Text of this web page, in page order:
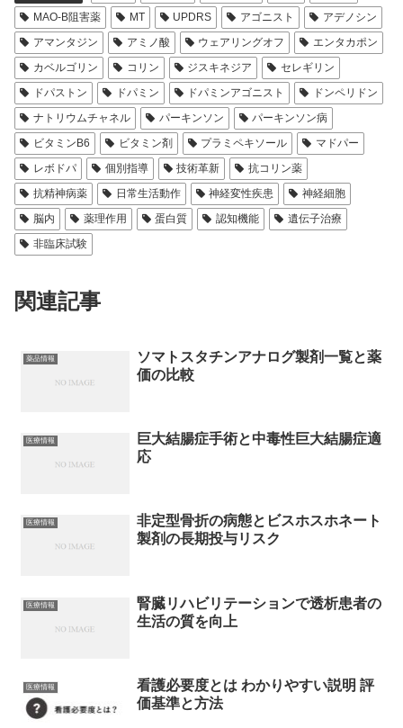
MAO-B阻害薬
MT UPDRS アゴニスト
アデノシン
アマンタジン
アミノ酸 ウェアリングオフ
エンタカポン
カベルゴリン
コリン ジスキネジア
セレギリン
ドパストン
ドパミン ドパミンアゴニスト
ドンペリドン
ナトリウムチャネル
パーキンソン
パーキンソン病
ビタミンB6
ビタミン剤 プラミペキソール
マドパー
レボドパ
個別指導 技術革新
抗コリン薬
抗精神病薬
日常生活動作 神経変性疾患
神経細胞
脳内
薬理作用 蛋白質 認知機能
遺伝子治療
非臨床試験
関連記事
薬品情報
ソマトスタチンアナログ製剤一覧と薬
価の比較
医療情報
巨大結腸症手術と中毒性巨大結腸症適
応
医療情報
非定型骨折の病態とビスホスホネート
製剤の長期投与リスク
医療情報
腎臓リハビリテーションで透析患者の
生活の質を向上
医療情報
看護必要度とは わかりやすい説明 評
価基準と方法